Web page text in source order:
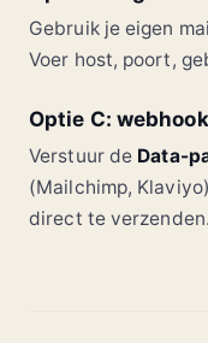
Gebruik je eigen
Voer host, poort,
Optie C:
Verstuur de Data-
(Mailchimp,
direct te verzenden.